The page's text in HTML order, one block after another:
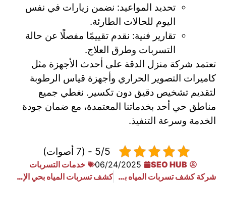
تحديد المواعيد: نضمن زيارات في نفس
اليوم للحالات الطارئة.
تقارير فنية: نقدم تقييمًا مفصلًا عن حالة
التسربات وطرق العلاج.
تعتمد شركة منزل الدقة على أحدث الأجهزة مثل
كاميرات التصوير الحراري وأجهزة قياس الرطوبة
لتقديم تشخيص دقيق دون تكسير. نغطي جميع
مناطق حي أحد بخدماتنا المعتمدة، مع ضمان جودة
الخدمة وسرعة التنفيذ.
5/5 - (7 أصوات)
SEO HUB
06/24/2025
خدمات التسربات
شركة كشف تسربات المياه بحي الأندلس بالرياض
كشف تسربات المياه بحي الإسكان: حلول مبتكرة في أسرع وقت